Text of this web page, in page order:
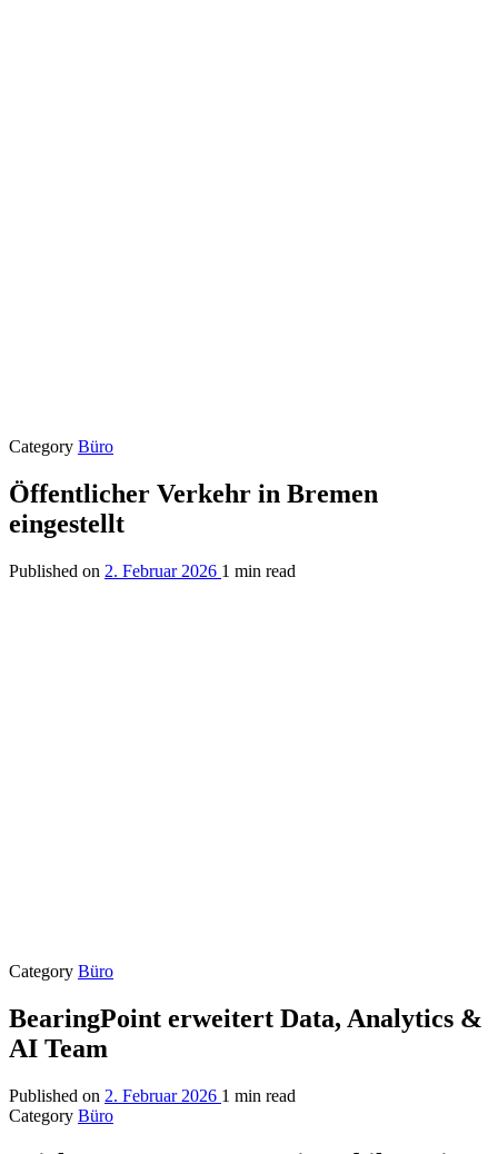
Category Büro
Öffentlicher Verkehr in Bremen
eingestellt
Published on 2. Februar 2026 1 min read
Category Büro
BearingPoint erweitert Data, Analytics &
AI Team
Published on 2. Februar 2026 1 min read
Category Büro